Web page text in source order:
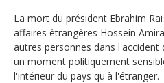
La mort du président Ebrahim
affaires étrangères Hossein
autres personnes dans l'accident
un moment politiquement
l'intérieur du pays qu'à l'étranger.